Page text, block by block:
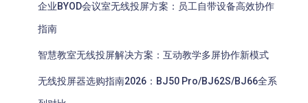
企业BYOD会议室无线投屏方案：员工自带设备高效协作
指南
智慧教室无线投屏解决方案：互动教学多屏协作新模式
无线投屏器选购指南2026：BJ50 Pro/BJ62S/BJ66全系